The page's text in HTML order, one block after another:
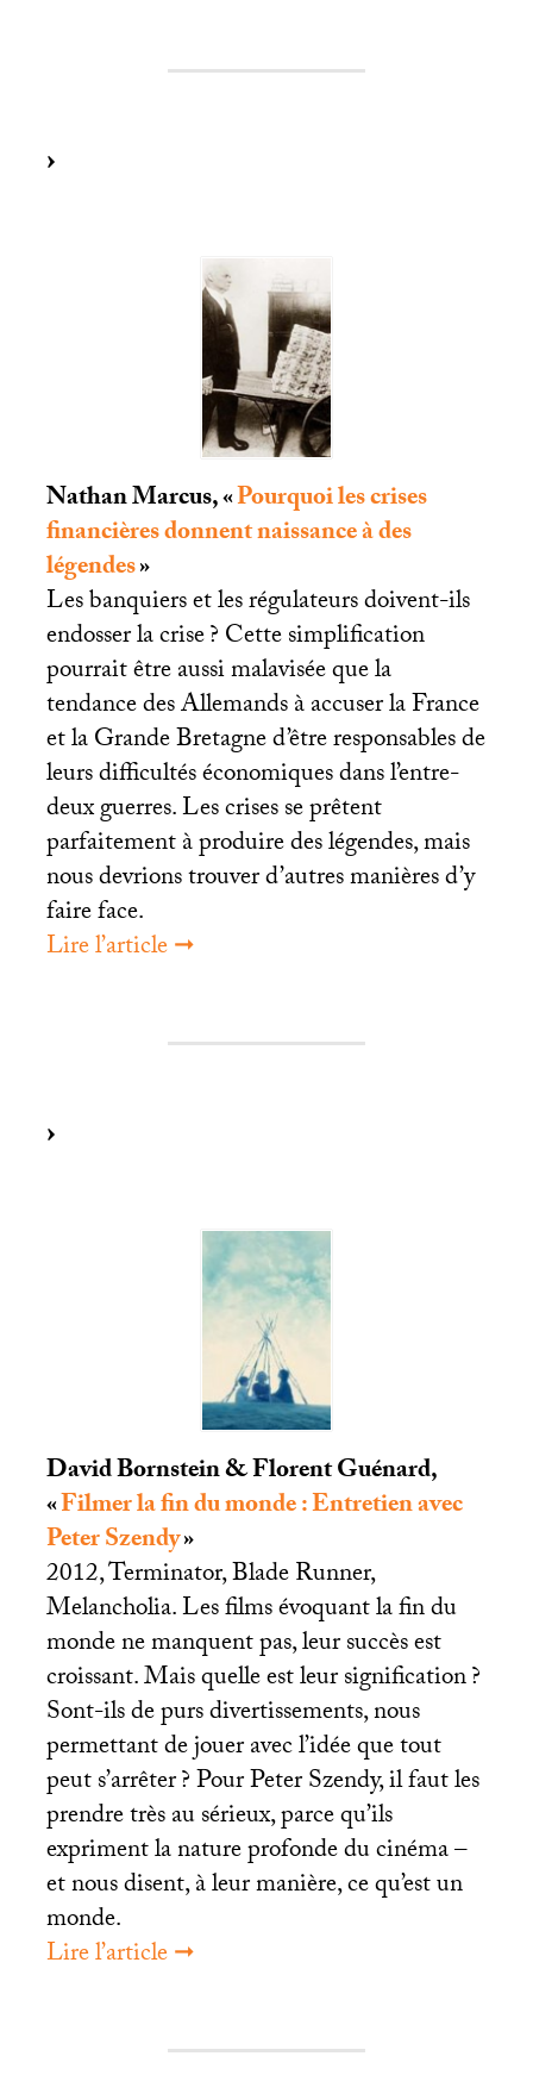
Nathan Marcus, «Pourquoi les crises
financières donnent naissance à des
légendes»
Les banquiers et les régulateurs doivent-ils
endosser la crise? Cette simplification
pourrait être aussi malavisée que la
tendance des Allemands à accuser la France
et la Grande Bretagne d’être responsables de
leurs difficultés économiques dans l’entre-
deux guerres. Les crises se prêtent
parfaitement à produire des légendes, mais
nous devrions trouver d’autres manières d’y
faire face.
Lire l’article ➞
David Bornstein & Florent Guénard,
«Filmer la fin du monde : Entretien avec
Peter Szendy»
2012, Terminator, Blade Runner,
Melancholia. Les films évoquant la fin du
monde ne manquent pas, leur succès est
croissant. Mais quelle est leur signification?
Sont-ils de purs divertissements, nous
permettant de jouer avec l’idée que tout
peut s’arrêter? Pour Peter Szendy, il faut les
prendre très au sérieux, parce qu’ils
expriment la nature profonde du cinéma –
et nous disent, à leur manière, ce qu’est un
monde.
Lire l’article ➞